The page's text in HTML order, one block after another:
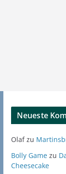
Neueste
Olafzu
Bolly Gamezu
Cheesecake